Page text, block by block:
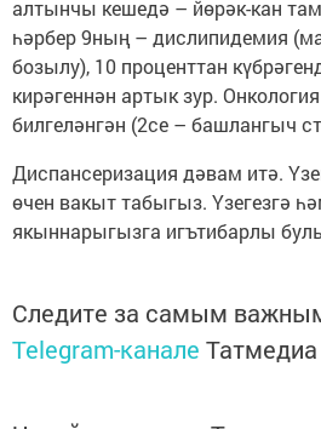
алтынчы кешедә – йөрәк-кан
һәрбер 9ның – дислипидемия
бозылу), 10 проценттан
кирәгеннән артык зур.
билгеләнгән (2се – башлангыч
Диспансеризация дәвам итә.
өчен вакыт табыгыз. Үзегезгә
якыннарыгызга игътибарлы
Следите за самым
Telegram-канале Татмедиа